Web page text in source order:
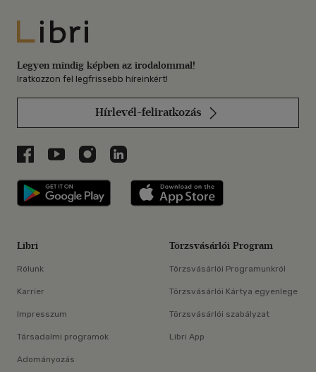
Libri
Legyen mindig képben az irodalommal!
Iratkozzon fel legfrissebb híreinkért!
Hírlevél-feliratkozás
Libri a Facebookon
Libri a Youtube-on
Libri az Instagramon
Libri a LinkedInen
Libri applikáció Szerezd meg: Google
Libri
Rólunk
Karrier
Impresszum
Társadalmi programok
Adományozás
Törzsvásárlói Program
Törzsvásárlói Programunkról
Törzsvásárlói Kártya egyenlege
Törzsvásárlói szabályzat
Libri App